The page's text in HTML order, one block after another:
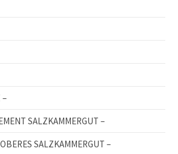
–
SALZKAMMERGUT –
SALZKAMMERGUT –